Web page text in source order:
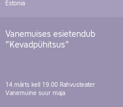
Estonia
Vanemuises esietendub
"Kevadpühitsus"
14.märts kell 19.00 Rahvusteater
Vanemuine suur maja